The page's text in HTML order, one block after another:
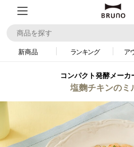
新商品 ランキング ア
コンパクト発酵メーカ
塩麴チキンのミ